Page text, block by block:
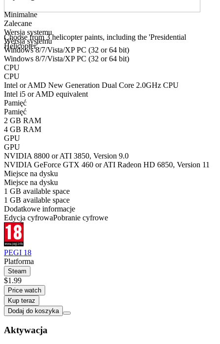
Choose from 3 helicopter paints, including the 'Presidential
Helicopter'.
Minimalne
Zalecane
Wersja systemu
Wersja systemu
Windows 8/7/Vista/XP PC (32 or 64 bit)
Windows 8/7/Vista/XP PC (32 or 64 bit)
CPU
CPU
Intel or AMD New Generation Dual Core 2.0GHz CPU
Intel i5 or AMD equivalent
Pamięć
Pamięć
2 GB RAM
4 GB RAM
GPU
GPU
NVIDIA 8800 or ATI 3850, Version 9.0
NVIDIA GeForce GTX 460 or ATI Radeon HD 6850, Version 11
Miejsce na dysku
Miejsce na dysku
1 GB available space
1 GB available space
Dodatkowe informacje
Edycja cyfrowaPobranie cyfrowe
PEGI 18
Platforma
Steam
$1.99
Price watch
Kup teraz
Dodaj do koszyka
Aktywacja